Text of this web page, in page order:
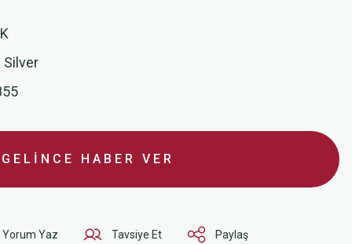
Silver
GELİNCE HABER VER
Yorum Yaz Tavsiye Et Paylaş